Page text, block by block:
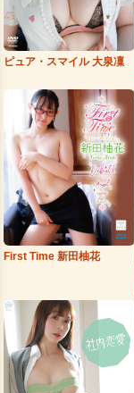
ピュア・スマイル 大泉凜
First Time 新田柚花